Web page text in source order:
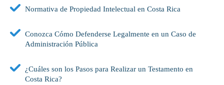
Normativa de Propiedad Intelectual en Costa Rica
Conozca Cómo Defenderse Legalmente en un Caso de
Administración Pública
¿Cuáles son los Pasos para Realizar un Testamento en
Costa Rica?